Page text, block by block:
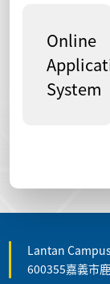
Online
System
Lantan Campus
600355嘉義市